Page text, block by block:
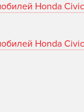
Honda
Honda